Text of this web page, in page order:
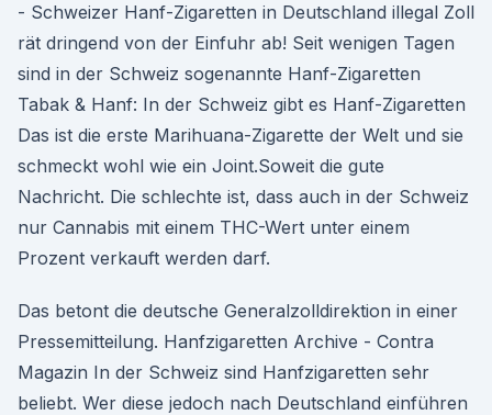
- Schweizer Hanf-Zigaretten in Deutschland illegal Zoll
rät dringend von der Einfuhr ab! Seit wenigen Tagen
sind in der Schweiz sogenannte Hanf-Zigaretten
Tabak & Hanf: In der Schweiz gibt es Hanf-Zigaretten
Das ist die erste Marihuana-Zigarette der Welt und sie
schmeckt wohl wie ein Joint.Soweit die gute
Nachricht. Die schlechte ist, dass auch in der Schweiz
nur Cannabis mit einem THC-Wert unter einem
Prozent verkauft werden darf.
Das betont die deutsche Generalzolldirektion in einer
Pressemitteilung. Hanfzigaretten Archive - Contra
Magazin In der Schweiz sind Hanfzigaretten sehr
beliebt. Wer diese jedoch nach Deutschland einführen